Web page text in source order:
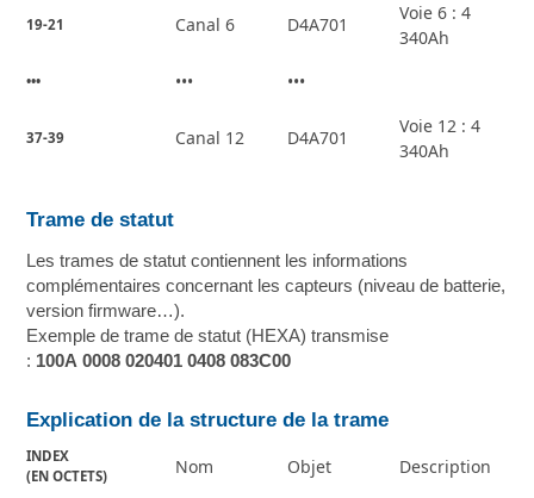
19-21 Canal 6 D4A701
Voie 6 : 4
340Ah
••• ••• •••
37-39 Canal 12 D4A701
Voie 12 : 4
340Ah
Trame de statut
Les trames de statut contiennent les informations
complémentaires concernant les capteurs (niveau de batterie,
version firmware…).
Exemple de trame de statut (HEXA) transmise
: 100A 0008 020401 0408 083C00
Explication de la structure de la trame
INDEX
(EN OCTETS)
Nom Objet Description